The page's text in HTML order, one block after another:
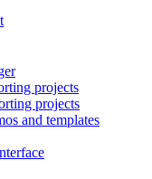
projects
projects
and templates